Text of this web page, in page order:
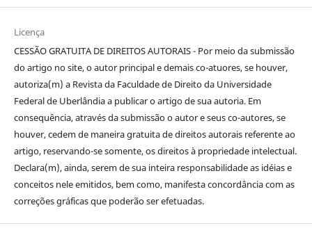
Licença
CESSÃO GRATUITA DE DIREITOS AUTORAIS - Por meio da submissão
do artigo no site, o autor principal e demais co-atuores, se houver,
autoriza(m) a Revista da Faculdade de Direito da Universidade
Federal de Uberlândia a publicar o artigo de sua autoria. Em
consequência, através da submissão o autor e seus co-autores, se
houver, cedem de maneira gratuita de direitos autorais referente ao
artigo, reservando-se somente, os direitos à propriedade intelectual.
Declara(m), ainda, serem de sua inteira responsabilidade as idéias e
conceitos nele emitidos, bem como, manifesta concordância com as
correções gráficas que poderão ser efetuadas.